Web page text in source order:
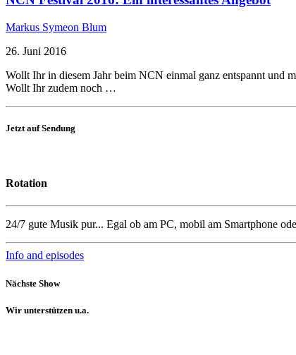
Markus Symeon Blum
26. Juni 2016
Wollt Ihr in diesem Jahr beim NCN einmal ganz entspannt und
Wollt Ihr zudem noch …
Jetzt auf Sendung
Rotation
24/7 gute Musik pur... Egal ob am PC, mobil am Smartphone
Info and episodes
Nächste Show
Wir unterstützen u.a.